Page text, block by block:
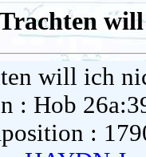
will ich
: Hob
: